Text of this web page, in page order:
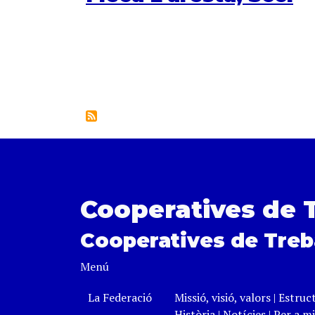
Cooperatives de
Cooperatives de
Menú
La Federació
Missió, visió, valors|